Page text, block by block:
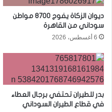
ديوان الزكاة يفوج 8700 مواطن
سوداني من القاهرة
6 أغسطس، 2026
بدر للطيران تحتفي برجال العطاء
في قطاع الطيران السوداني